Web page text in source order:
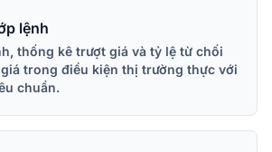
lệnh
thống kê trượt giá và tỷ lệ từ chối
trong điều kiện thị trường thực với
chuẩn.